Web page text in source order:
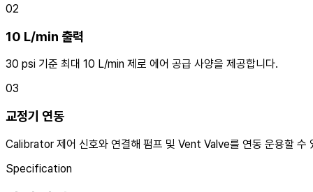
02
10 L/min 출력
30 psi 기준 최대 10 L/min 제로 에어 공급 사양을 제공합니다.
03
교정기 연동
Calibrator 제어 신호와 연결해 펌프 및 Vent Valve를 연동 운용할 수
Specification